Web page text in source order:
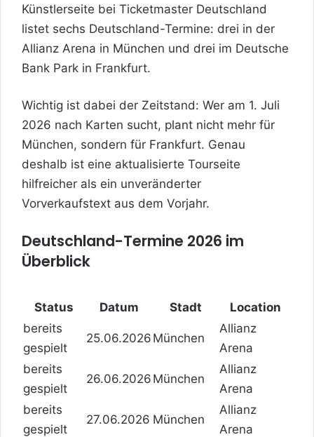
Künstlerseite bei Ticketmaster Deutschland
listet sechs Deutschland-Termine: drei in der
Allianz Arena in München und drei im Deutsche
Bank Park in Frankfurt.
Wichtig ist dabei der Zeitstand: Wer am 1. Juli
2026 nach Karten sucht, plant nicht mehr für
München, sondern für Frankfurt. Genau
deshalb ist eine aktualisierte Tourseite
hilfreicher als ein unveränderter
Vorverkaufstext aus dem Vorjahr.
Deutschland-Termine 2026 im
Überblick
Status Datum Stadt
Location
bereits
gespielt
25.06.2026 München
Allianz
Arena
bereits
gespielt
26.06.2026 München
Allianz
Arena
bereits
gespielt
27.06.2026 München
Allianz
Arena